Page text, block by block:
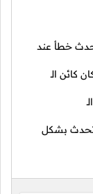
خطأ عند
كائن الـ
تحدث بشكل